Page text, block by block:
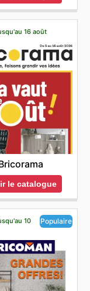
leur visite.
16 août
le catalogue
10 Populaire